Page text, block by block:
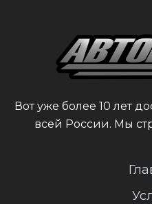
Вот уже более 10 лет
всей России. Мы